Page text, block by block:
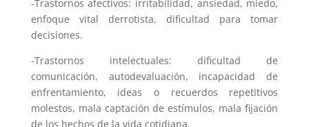
-Trastornos afectivos: irritabilidad, ansiedad, miedo,
enfoque vital derrotista, dificultad para tomar
decisiones.
-Trastornos intelectuales: dificultad de
comunicación, autodevaluación, incapacidad de
enfrentamiento, ideas o recuerdos repetitivos
molestos, mala captación de estímulos, mala fijación
de los hechos de la vida cotidiana.